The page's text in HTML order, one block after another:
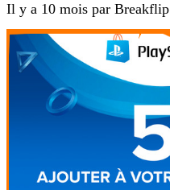
Il y a 10 mois par Breakflip